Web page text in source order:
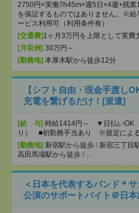
2750円×実働7h45m×週5日×4週+残
を保証するものではありません。※給
ービス利用可（利用条件有）
[交通費] 1ヶ月3万円を上限として実費
[月収例] 30万円～
[勤務地] 本厚木駅から徒歩12分
【シフト自由・現金手渡し
充電を繋げるだけ！[派遣]
[給 与] 時給1414円～ ▼日払いOK
り） ■初勤務手当あり ※規定によ
[勤務地] 新宿駅から徒歩 / 新宿三丁目
高田馬場駅から徒歩 / …
＜日本を代表するバンド＊
公演のサポートバイト＠日